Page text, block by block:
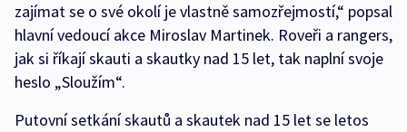
zajímat se o své okolí je vlastně samozřejmostí,“ popsal
hlavní vedoucí akce Miroslav Martinek. Roveři a rangers,
jak si říkají skauti a skautky nad 15 let, tak naplní svoje
heslo „Sloužím“.
Putovní setkání skautů a skautek nad 15 let se letos